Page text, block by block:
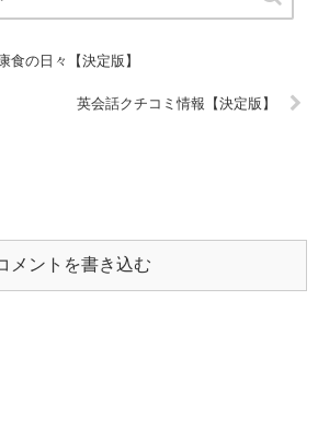
食の日々【決定版】
英会話クチコミ情報【決定版】
メントを書き込む